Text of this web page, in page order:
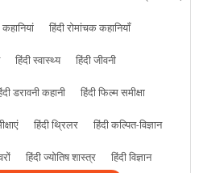
हिंदी रोमांचक कहानियाँ
हिंदी स्वास्थ्य
हिंदी जीवनी
डरावनी कहानी
हिंदी फिल्म समीक्षा
हिंदी थ्रिलर
हिंदी कल्पित-विज्ञान
हिंदी ज्योतिष शास्त्र हिंदी विज्ञान